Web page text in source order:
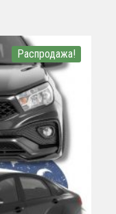
Распродажа!